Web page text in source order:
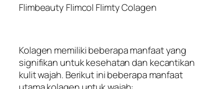
Flimbeauty Flimcol Flimty Colagen
Kolagen memiliki beberapa manfaat yang
signifikan untuk kesehatan dan kecantikan
kulit wajah. Berikut ini beberapa manfaat